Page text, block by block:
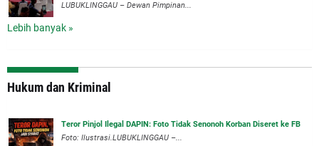
‎LUBUKLINGGAU – Dewan Pimpinan...
Lebih banyak »
Hukum dan Kriminal
Teror Pinjol Ilegal DAPIN: Foto Tidak Senonoh Korban Diseret ke FB
Foto: Ilustrasi.LUBUKLINGGAU –...